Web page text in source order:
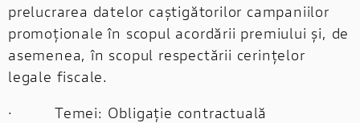
prelucrarea datelor caștigătorilor campaniilor
promoționale în scopul acordării premiului și, de
asemenea, în scopul respectării cerințelor
legale fiscale.
· Temei: Obligație contractuală